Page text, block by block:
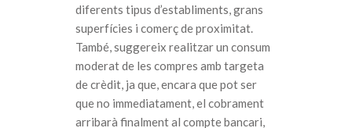
diferents tipus d’establiments, grans
superfícies i comerç de proximitat.
També, suggereix realitzar un consum
moderat de les compres amb targeta
de crèdit, ja que, encara que pot ser
que no immediatament, el cobrament
arribarà finalment al compte bancari,